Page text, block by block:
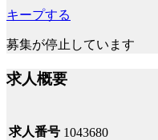
キープする
募集が停止しています
求人概要
求人番号 1043680